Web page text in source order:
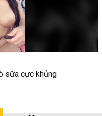
sữa cực khủng